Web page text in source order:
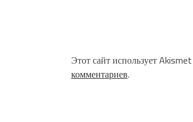
Этот сайт использует
комментариев.